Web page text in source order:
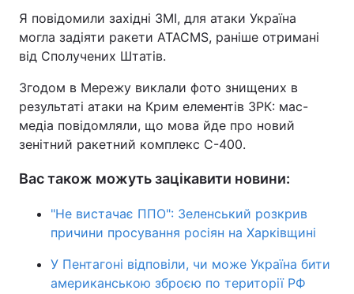
Я повідомили західні ЗМІ, для атаки Україна
могла задіяти ракети ATACMS, раніше отримані
від Сполучених Штатів.
Згодом в Мережу виклали фото знищених в
результаті атаки на Крим елементів ЗРК: мас-
медіа повідомляли, що мова йде про новий
зенітний ракетний комплекс С-400.
Вас також можуть зацікавити новини:
"Не вистачає ППО": Зеленський розкрив
причини просування росіян на Харківщині
У Пентагоні відповіли, чи може Україна бити
американською зброєю по території РФ